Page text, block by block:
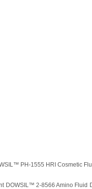
PH-1555 HRI Cosmetic
DOWSIL™ 2-8566 Amino Fluid